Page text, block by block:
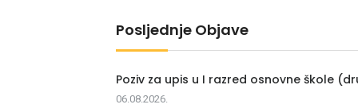
Posljednje Objave
Poziv za upis u I razred osnovne škole
06.08.2026.